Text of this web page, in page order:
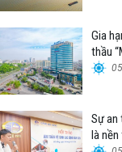
Gia
thầu
Sự an
là